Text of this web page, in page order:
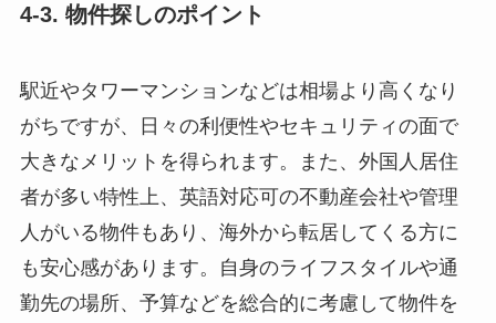
4-3. 物件探しのポイント
駅近やタワーマンションなどは相場より高くなり
がちですが、日々の利便性やセキュリティの面で
大きなメリットを得られます。また、外国人居住
者が多い特性上、英語対応可の不動産会社や管理
人がいる物件もあり、海外から転居してくる方に
も安心感があります。自身のライフスタイルや通
勤先の場所、予算などを総合的に考慮して物件を